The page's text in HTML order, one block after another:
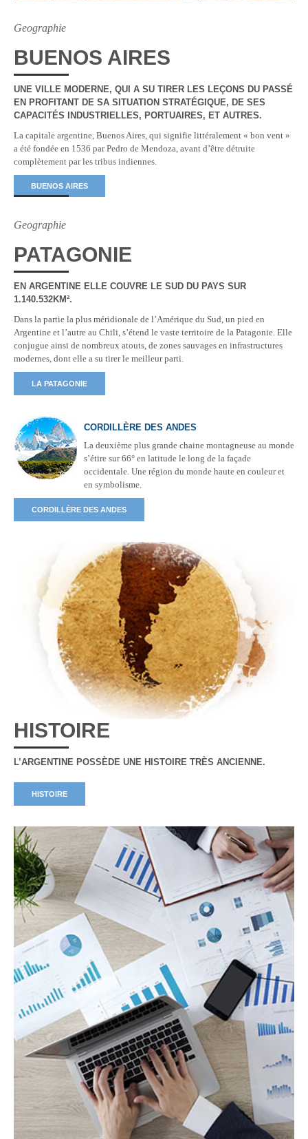
Geographie
BUENOS AIRES
UNE VILLE MODERNE, QUI A SU TIRER LES LEÇONS DU PASSÉ
EN PROFITANT DE SA SITUATION STRATÉGIQUE, DE SES
CAPACITÉS INDUSTRIELLES, PORTUAIRES, ET AUTRES.
La capitale argentine, Buenos Aires, qui signifie littéralement « bon vent »
a été fondée en 1536 par Pedro de Mendoza, avant d’être détruite
complètement par les tribus indiennes.
BUENOS AIRES
Geographie
PATAGONIE
EN ARGENTINE ELLE COUVRE LE SUD DU PAYS SUR
1.140.532KM².
Dans la partie la plus méridionale de l’Amérique du Sud, un pied en
Argentine et l’autre au Chili, s’étend le vaste territoire de la Patagonie. Elle
conjugue ainsi de nombreux atouts, de zones sauvages en infrastructures
modernes, dont elle a su tirer le meilleur parti.
LA PATAGONIE
CORDILLÈRE DES ANDES
La deuxième plus grande chaine montagneuse au monde
s’étire sur 66° en latitude le long de la façade
occidentale. Une région du monde haute en couleur et
en symbolisme.
CORDILLÈRE DES ANDES
HISTOIRE
L’ARGENTINE POSSÈDE UNE HISTOIRE TRÈS ANCIENNE.
HISTOIRE